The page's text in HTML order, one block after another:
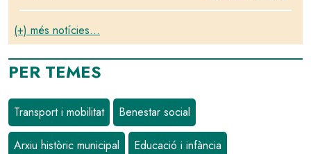
(+) més notícies...
PER TEMES
Transport i mobilitat Benestar social
Arxiu històric municipal Educació i infància